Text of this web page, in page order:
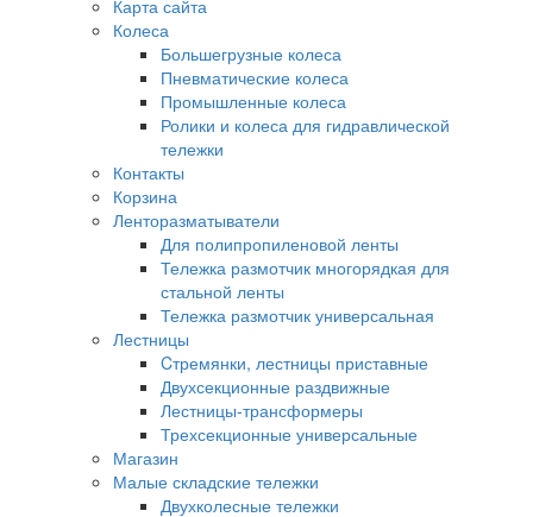
Карта сайта
Колеса
Большегрузные колеса
Пневматические колеса
Промышленные колеса
Ролики и колеса для гидравлической
тележки
Контакты
Корзина
Ленторазматыватели
Для полипропиленовой ленты
Тележка размотчик многорядкая для
стальной ленты
Тележка размотчик универсальная
Лестницы
Cтремянки, лестницы приставные
Двухсекционные раздвижные
Лестницы-трансформеры
Трехсекционные универсальные
Магазин
Малые складские тележки
Двухколесные тележки